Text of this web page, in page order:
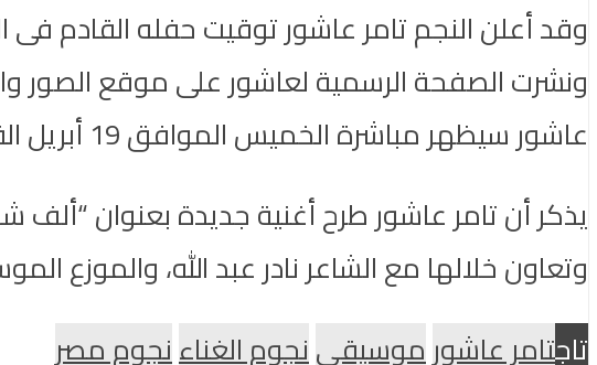
وقد أعلن النجم تامر عاشور توقيت حفله القادم فى
ونشرت الصفحة الرسمية لعاشور على موقع الصور
عاشور سيظهر مباشرة الخميس الموافق 19 أبريل القادم فى الجامعة المصرية الروسية”.
يذكر أن تامر عاشور طرح أغنية جديدة بعنوان “ألف
وتعاون خلالها مع الشاعر نادر عبد الله، والموزع
تاجتامر عاشورموسيقىنجوم الغناءنجوم مصر